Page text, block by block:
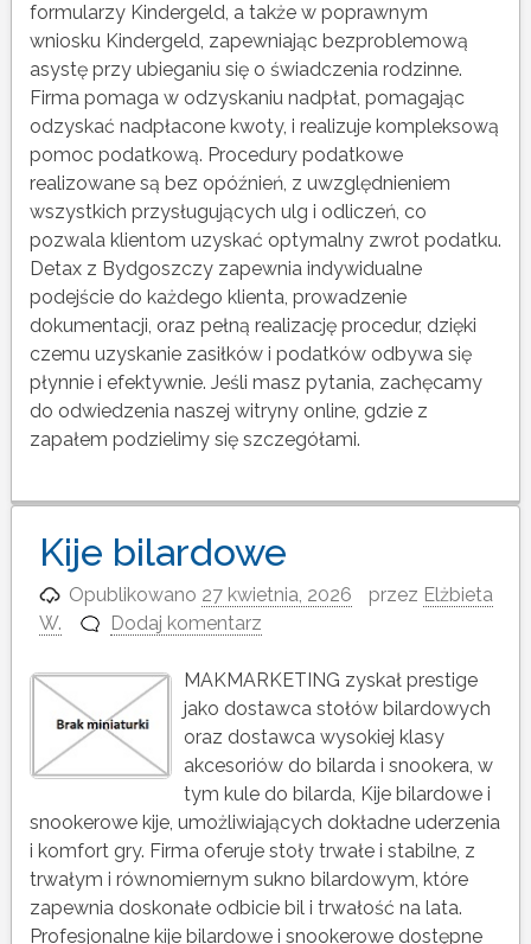
formularzy Kindergeld, a także w poprawnym
wniosku Kindergeld, zapewniając bezproblemową
asystę przy ubieganiu się o świadczenia rodzinne.
Firma pomaga w odzyskaniu nadpłat, pomagając
odzyskać nadpłacone kwoty, i realizuje kompleksową
pomoc podatkową. Procedury podatkowe
realizowane są bez opóźnień, z uwzględnieniem
wszystkich przysługujących ulg i odliczeń, co
pozwala klientom uzyskać optymalny zwrot podatku.
Detax z Bydgoszczy zapewnia indywidualne
podejście do każdego klienta, prowadzenie
dokumentacji, oraz pełną realizację procedur, dzięki
czemu uzyskanie zasiłków i podatków odbywa się
płynnie i efektywnie. Jeśli masz pytania, zachęcamy
do odwiedzenia naszej witryny online, gdzie z
zapałem podzielimy się szczegółami.
Kije bilardowe
Opublikowano 27 kwietnia, 2026 przez Elżbieta
W.
Dodaj komentarz
MAKMARKETING zyskał prestige
jako dostawca stołów bilardowych
oraz dostawca wysokiej klasy
akcesoriów do bilarda i snookera, w
tym kule do bilarda, Kije bilardowe i
snookerowe kije, umożliwiających dokładne uderzenia
i komfort gry. Firma oferuje stoły trwałe i stabilne, z
trwałym i równomiernym sukno bilardowym, które
zapewnia doskonałe odbicie bil i trwałość na lata.
Profesjonalne kije bilardowe i snookerowe dostępne